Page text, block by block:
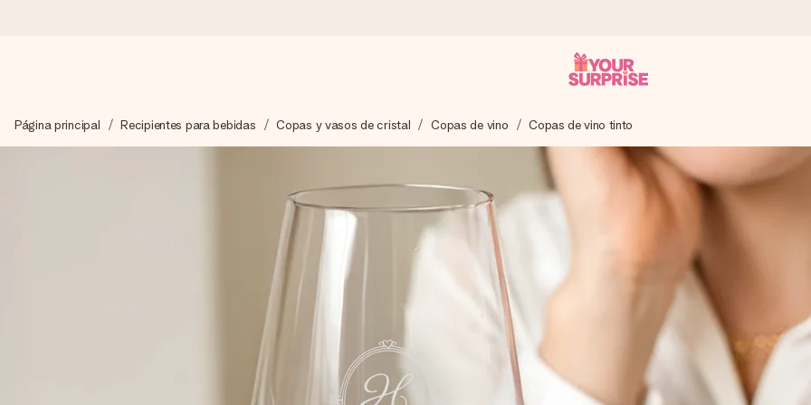
Preparamos tu regalo con cuidado y lo enviamos al vuelo, para que lo entregues en el momento perfecto, cuando más importa.
4,5 (basado en +15.000 opiniones)
Nuestros regalos inspiran. Los clientes nos dan un 4,5 en Google Reviews.
Tarjeta de felicitación gratuita
Crea algo único en pocos pasos – con su nombre, tu foto o un mensaje que llegue al corazón. Sin complicaciones, solo todo el
Página principal Recipientes para bebidas Copas y vasos de cristal Copas de vino Copas de vino tinto